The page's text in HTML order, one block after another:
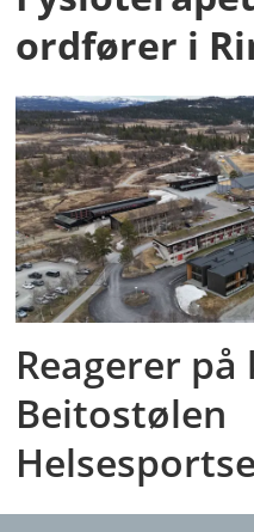
ordfører i
Reagerer
Beitostølen